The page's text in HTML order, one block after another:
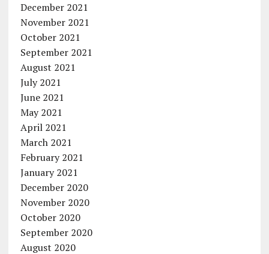
December 2021
November 2021
October 2021
September 2021
August 2021
July 2021
June 2021
May 2021
April 2021
March 2021
February 2021
January 2021
December 2020
November 2020
October 2020
September 2020
August 2020